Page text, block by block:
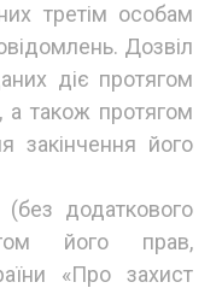
третім особам
Дозвіл
діє протягом
а також протягом
закінчення його
додаткового
його прав,
«Про захист